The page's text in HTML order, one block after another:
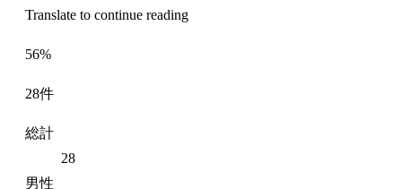
Translate to continue reading
56%
28件
総計
28
男性